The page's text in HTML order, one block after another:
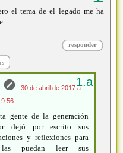
el tema de el legado me ha
responder
30 de abril de 2017 a
9:56
gente de la generación
dejó por escrito sus
y reflexiones para
puedan leer sus